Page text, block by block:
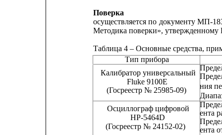
Поверка
осуществляется по документу МП-
Методика поверки»,
Таблица 4 – Основные средства,
Калибратор универсальный
Fluke 9100E
(Госреестр № 25985-09)
Осциллограф цифровой
HP-5464D
(Госреестр № 24152-02)
Тип прибора
ния
ента
ента